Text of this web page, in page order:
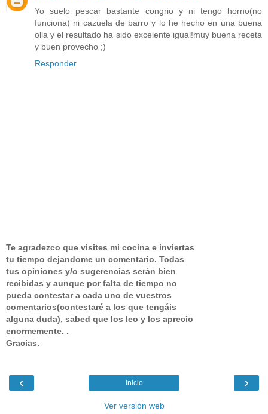
Yo suelo pescar bastante congrio y ni tengo horno(no
funciona) ni cazuela de barro y lo he hecho en una buena
olla y el resultado ha sido excelente igual!muy buena receta
y buen provecho ;)
Responder
Te agradezco que visites mi cocina e inviertas
tu tiempo dejandome un comentario. Todas
tus opiniones y/o sugerencias serán bien
recibidas y aunque por falta de tiempo no
pueda contestar a cada uno de vuestros
comentarios(contestaré a los que tengáis
alguna duda), sabed que los leo y los aprecio
enormemente. .
Gracias.
‹ ›
Inicio
Ver versión web